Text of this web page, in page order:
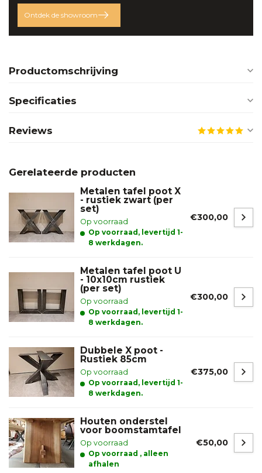
Ontdek de showroom
Productomschrijving
Specificaties
Reviews
Gerelateerde producten
Metalen tafel poot X
- rustiek zwart (per
set)
Op voorraad
Op voorraad, levertijd 1-
8 werkdagen.
€300,00
Metalen tafel poot U
- 10x10cm rustiek
(per set)
Op voorraad
Op voorraad, levertijd 1-
8 werkdagen.
€300,00
Dubbele X poot -
Rustiek 85cm
Op voorraad
Op voorraad, levertijd 1-
8 werkdagen.
€375,00
Houten onderstel
voor boomstamtafel
Op voorraad
Op voorraad , alleen
afhalen
€50,00